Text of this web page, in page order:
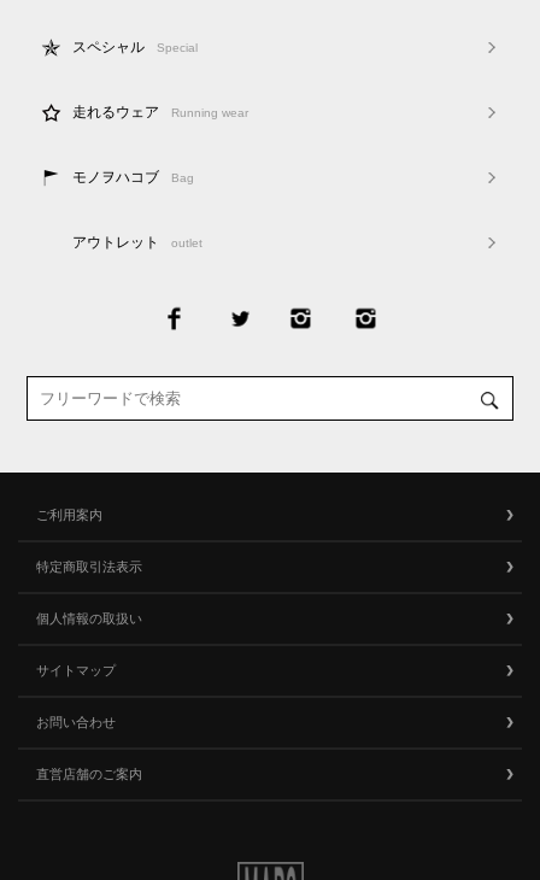
スペシャル Special
走れるウェア Running wear
モノヲハコブ Bag
アウトレット outlet
ご利用案内
特定商取引法表示
個人情報の取扱い
サイトマップ
お問い合わせ
直営店舗のご案内